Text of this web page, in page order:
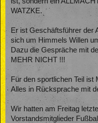
WATZKE.
Er ist Geschäftsführer der
sich um Himmels Willen
Dazu die Gespräche mit
MEHR NICHT !!!
Für den sportlichen Teil
Alles in Rücksprache mit
Wir hatten am Freitag
Vorstandsmitglieder